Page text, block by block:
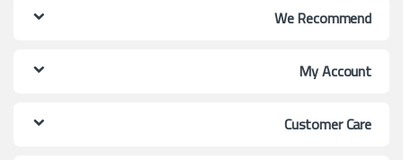
We Recommend
My Account
Customer Care